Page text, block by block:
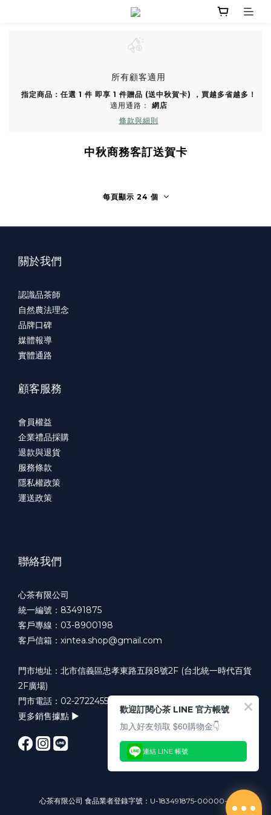
所有顧客適用
指定商品：任選 1 件 即享 1 件贈品 (送中秋賀卡) ，買越多省越多！
適用通路： 網店
條款與細則
中秋商務客訂送賀卡
每頁顯示 24 個
關於我們
認識品茶師
自然農法理念
品牌口碑
媒體報導
實體通路
顧客服務
會員權益
企業禮品採購
退款與退貨
服務條款
隱私權政策
運送政策
聯絡我們
心茶有限公司
統一編號：83491875
客戶專線：03-8900198
客戶信箱：xintea.shop@gmail.com
門市地址：北市信義區忠孝東路五段8號2F (台北統一時代百貨
2F廣場)
門市電話：02-27224551
更多銷售據點 ►
心茶有限公司 食品業者登錄字號：U-183491875-00000-3
歡迎訂閱心茶 LINE 官方帳號
加入好友領取 $60購物金👇
連結 LINE 帳號